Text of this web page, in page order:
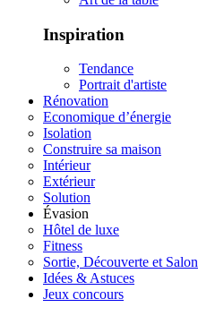
Inspiration
Tendance
Portrait d'artiste
Rénovation
Economique d’énergie
Isolation
Construire sa maison
Intérieur
Extérieur
Solution
Évasion
Hôtel de luxe
Fitness
Sortie, Découverte et Salon
Idées & Astuces
Jeux concours